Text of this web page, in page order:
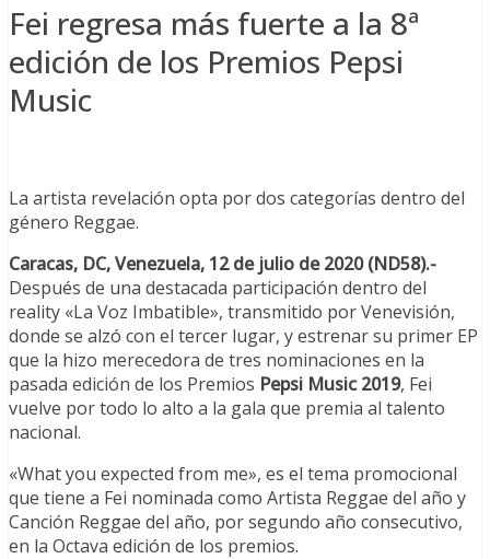
Fei regresa más fuerte a la 8ª
edición de los Premios Pepsi
Music
La artista revelación opta por dos categorías dentro del
género Reggae.
Caracas, DC, Venezuela, 12 de julio de 2020 (ND58).-
Después de una destacada participación dentro del
reality «La Voz Imbatible», transmitido por Venevisión,
donde se alzó con el tercer lugar, y estrenar su primer EP
que la hizo merecedora de tres nominaciones en la
pasada edición de los Premios Pepsi Music 2019, Fei
vuelve por todo lo alto a la gala que premia al talento
nacional.
«What you expected from me», es el tema promocional
que tiene a Fei nominada como Artista Reggae del año y
Canción Reggae del año, por segundo año consecutivo,
en la Octava edición de los premios.